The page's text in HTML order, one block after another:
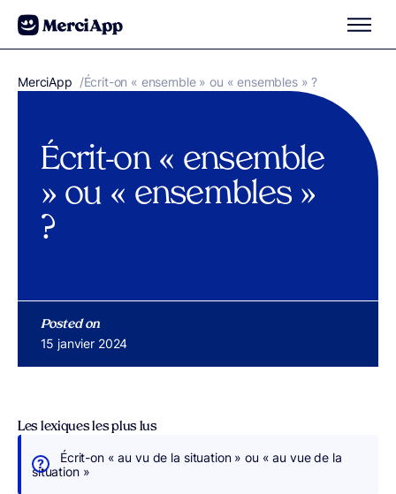
Aller au contenu
MerciApp correcteur orthographe
/Écrit-on « ensemble » ou « ensembles » ?
Écrit-on « ensemble
» ou « ensembles »
?
Posted on
Publié le
15 janvier 2024
É
Les lexiques les plus lus
Écrit-on « au vu de la situation » ou « au vue de la
situation »